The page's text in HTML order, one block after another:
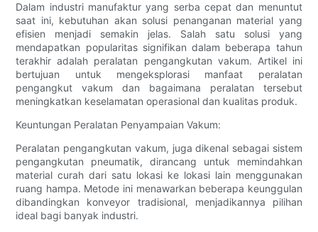
Dalam industri manufaktur yang serba cepat dan menuntut
saat ini, kebutuhan akan solusi penanganan material yang
efisien menjadi semakin jelas. Salah satu solusi yang
mendapatkan popularitas signifikan dalam beberapa tahun
terakhir adalah peralatan pengangkutan vakum. Artikel ini
bertujuan untuk mengeksplorasi manfaat peralatan
pengangkut vakum dan bagaimana peralatan tersebut
meningkatkan keselamatan operasional dan kualitas produk.
Keuntungan Peralatan Penyampaian Vakum:
Peralatan pengangkutan vakum, juga dikenal sebagai sistem
pengangkutan pneumatik, dirancang untuk memindahkan
material curah dari satu lokasi ke lokasi lain menggunakan
ruang hampa. Metode ini menawarkan beberapa keunggulan
dibandingkan konveyor tradisional, menjadikannya pilihan
ideal bagi banyak industri.